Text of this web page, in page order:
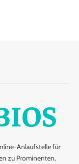
Anlaufstelle für
zu Prominenten,